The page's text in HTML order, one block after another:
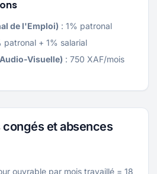
de l'Emploi) : 1% patronal
patronal + 1% salarial
Visuelle) : 750 XAF/mois
congés et absences
ouvrable par mois travaillé = 18